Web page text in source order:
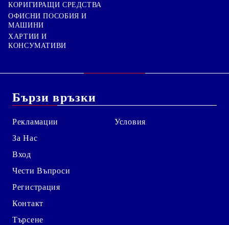
КОРИГИРАЩИ СРЕДСТВА
ОФИСНИ ПОСОБИЯ И
МАШИНИ
ХАРТИИ И
КОНСУМАТИВИ
Бързи връзки
Рекламации
За Нас
Вход
Чести Въпроси
Регистрация
Контакт
Търсене
Условия